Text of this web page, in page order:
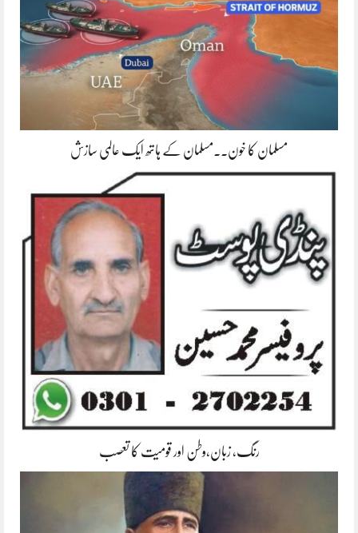
مسلمان کا خون۔۔مسلمان کے ہاتھ ایک عالمی سازش
رنگ، زبان،وطن اور قومیت کا تعصب